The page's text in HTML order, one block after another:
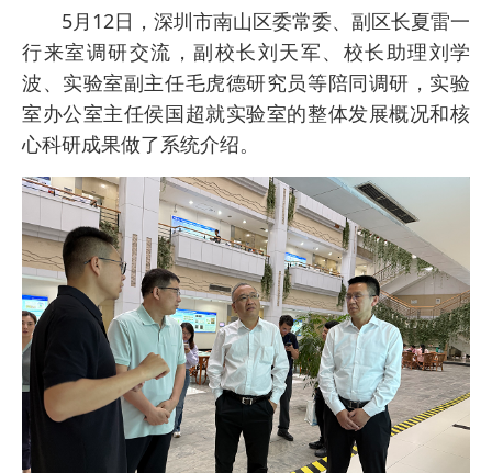
5月12日，深圳市南山区委常委、副区长夏雷一
行来室调研交流，副校长刘天军、校长助理刘学
波、实验室副主任毛虎德研究员等陪同调研，实验
室办公室主任侯国超就实验室的整体发展概况和核
心科研成果做了系统介绍。